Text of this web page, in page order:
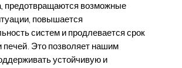
предотвращаются возможные
повышается
систем и продлевается срок
печей. Это позволяет нашим
устойчивую и